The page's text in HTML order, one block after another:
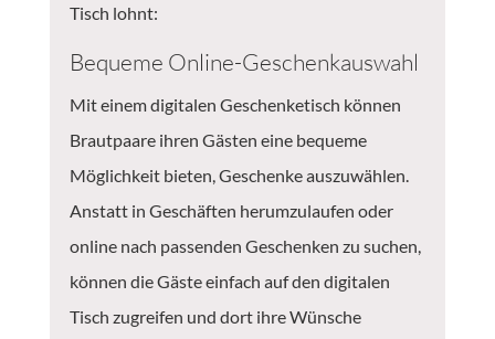
Tisch lohnt:
Bequeme Online-Geschenkauswahl
Mit einem digitalen Geschenketisch können
Brautpaare ihren Gästen eine bequeme
Möglichkeit bieten, Geschenke auszuwählen.
Anstatt in Geschäften herumzulaufen oder
online nach passenden Geschenken zu suchen,
können die Gäste einfach auf den digitalen
Tisch zugreifen und dort ihre Wünsche